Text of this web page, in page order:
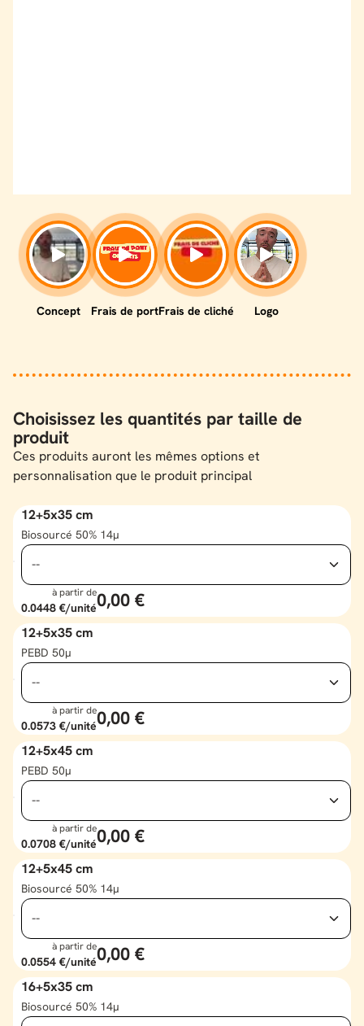
Choisissez les quantités par taille de
produit
Ces produits auront les mêmes options et
personnalisation que le produit principal
12+5x35 cm
Biosourcé 50% 14µ
à partir de
0.0448 €/unité0,00 €
12+5x35 cm
PEBD 50µ
à partir de
0.0573 €/unité0,00 €
12+5x45 cm
PEBD 50µ
à partir de
0.0708 €/unité0,00 €
12+5x45 cm
Biosourcé 50% 14µ
à partir de
0.0554 €/unité0,00 €
16+5x35 cm
Biosourcé 50% 14µ